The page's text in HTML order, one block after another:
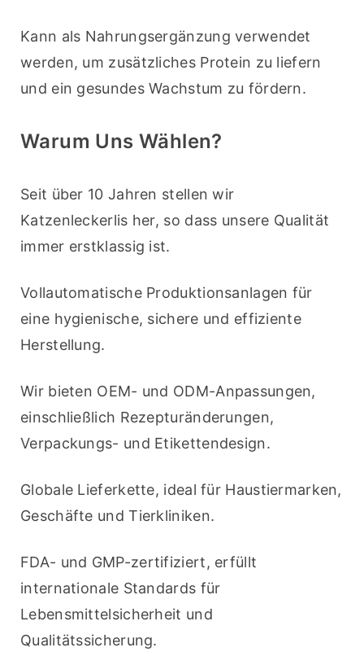
Kann als Nahrungsergänzung verwendet
werden, um zusätzliches Protein zu liefern
und ein gesundes Wachstum zu fördern.
Warum Uns Wählen?
Seit über 10 Jahren stellen wir
Katzenleckerlis her, so dass unsere Qualität
immer erstklassig ist.
Vollautomatische Produktionsanlagen für
eine hygienische, sichere und effiziente
Herstellung.
Wir bieten OEM- und ODM-Anpassungen,
einschließlich Rezepturänderungen,
Verpackungs- und Etikettendesign.
Globale Lieferkette, ideal für Haustiermarken,
Geschäfte und Tierkliniken.
FDA- und GMP-zertifiziert, erfüllt
internationale Standards für
Lebensmittelsicherheit und
Qualitätssicherung.